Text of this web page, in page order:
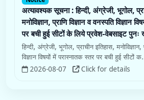
2026-08-07
Click for details